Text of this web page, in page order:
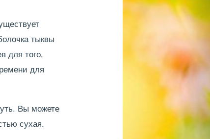
тыквы
для того,
для
Вы можете
сухая.